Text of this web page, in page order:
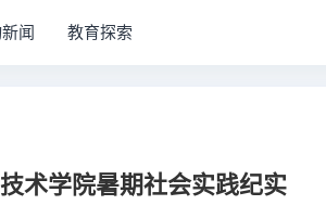
闻 教育探索
术学院暑期社会实践纪实